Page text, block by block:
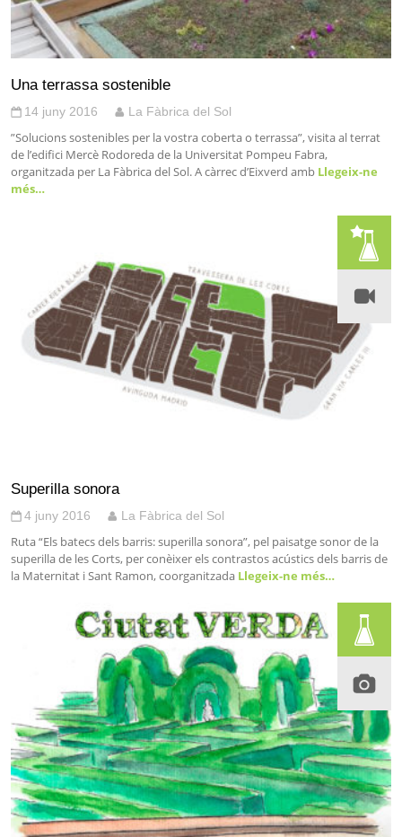
Una terrassa sostenible
14 juny 2016 La Fàbrica del Sol
”Solucions sostenibles per la vostra coberta o terrassa”, visita al terrat
de l’edifici Mercè Rodoreda de la Universitat Pompeu Fabra,
organitzada per La Fàbrica del Sol. A càrrec d’Eixverd amb Llegeix-ne
més…
Superilla sonora
4 juny 2016 La Fàbrica del Sol
Ruta “Els batecs dels barris: superilla sonora”, pel paisatge sonor de la
superilla de les Corts, per conèixer els contrastos acústics dels barris de
la Maternitat i Sant Ramon, coorganitzada Llegeix-ne més…